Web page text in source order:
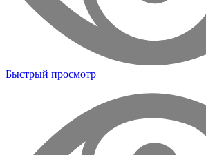
Быстрый просмотр